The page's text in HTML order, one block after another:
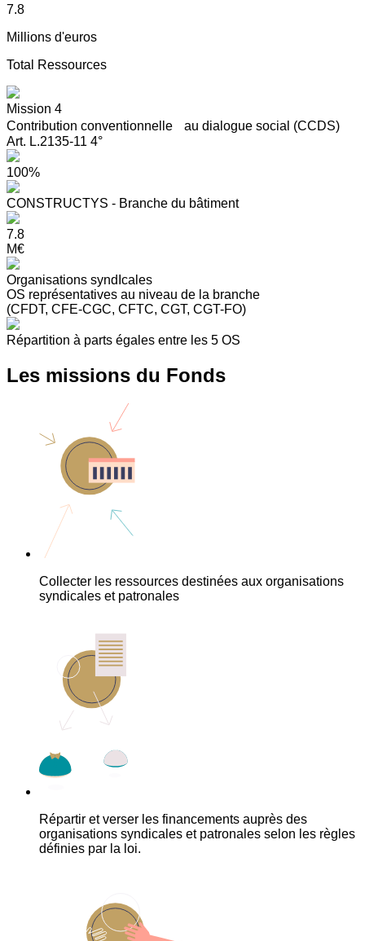
7.8
Millions d'euros
Total Ressources
Mission 4
Contribution conventionnelle au dialogue social (CCDS)
Art. L.2135-11 4°
100%
CONSTRUCTYS - Branche du bâtiment
7.8
M€
Organisations syndIcales
OS représentatives au niveau de la branche
(CFDT, CFE-CGC, CFTC, CGT, CGT-FO)
Répartition à parts égales entre les 5 OS
Les missions du Fonds
Collecter les ressources destinées aux organisations
syndicales et patronales
Répartir et verser les financements auprès des
organisations syndicales et patronales selon les règles
définies par la loi.